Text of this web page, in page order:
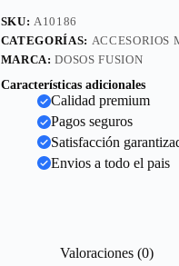
SKU:A10186
CATEGORÍAS: ACCESORIOS
MARCA:DOSOS FUSION
Características adicionales
Calidad premium
Pagos seguros
Satisfacción
Envios a todo el pais
Valoraciones (0)